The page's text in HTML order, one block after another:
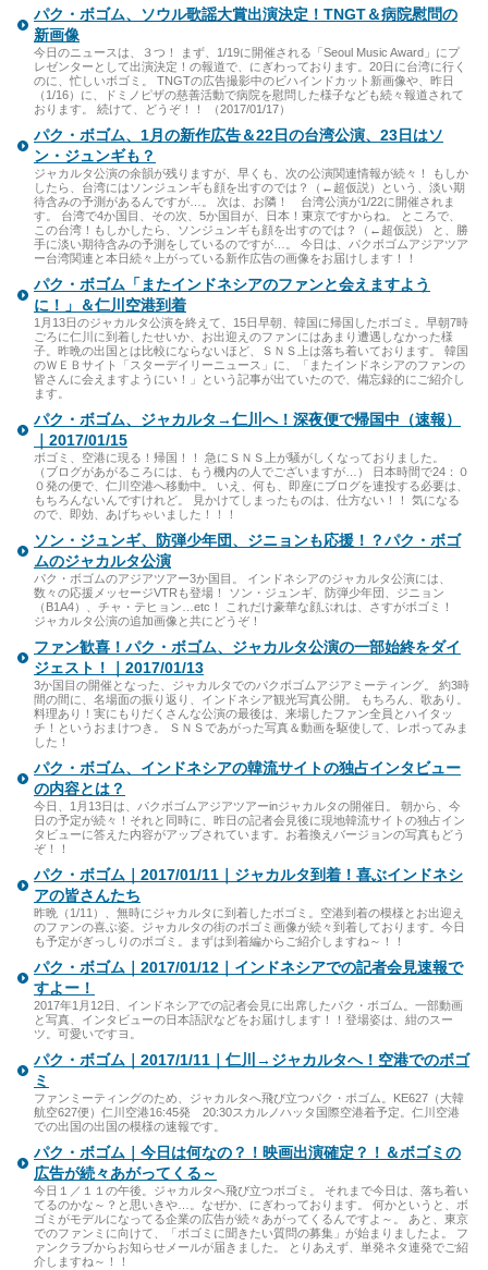
パク・ボゴム、ソウル歌謡大賞出演決定！TNGT＆病院慰問の
新画像
今日のニュースは、３つ！ まず、1/19に開催される「Seoul Music Award」にプ
レゼンターとして出演決定！の報道で、にぎわっております。20日に台湾に行く
のに、忙しいボゴミ。 TNGTの広告撮影中のビハインドカット新画像や、昨日
（1/16）に、ドミノピザの慈善活動で病院を慰問した様子なども続々報道されて
おります。 続けて、どうぞ！！ （2017/01/17）
パク・ボゴム、1月の新作広告＆22日の台湾公演、23日はソ
ン・ジュンギも？
ジャカルタ公演の余韻が残りますが、早くも、次の公演関連情報が続々！ もしか
したら、台湾にはソンジュンギも顔を出すのでは？（←超仮説）という、淡い期
待含みの予測があるんですが…。 次は、お隣！ 台湾公演が1/22に開催されま
す。 台湾で4か国目、その次、5か国目が、日本！東京ですからね。 ところで、
この台湾！もしかしたら、ソンジュンギも顔を出すのでは？（←超仮説） と、勝
手に淡い期待含みの予測をしているのですが…。 今日は、パクボゴムアジアツア
ー台湾関連と本日続々上がっている新作広告の画像をお届けします！！
パク・ボゴム「またインドネシアのファンと会えますよう
に！」＆仁川空港到着
1月13日のジャカルタ公演を終えて、15日早朝、韓国に帰国したボゴミ。早朝7時
ごろに仁川に到着したせいか、お出迎えのファンにはあまり遭遇しなかった様
子。昨晩の出国とは比較にならないほど、ＳＮＳ上は落ち着いております。 韓国
のＷＥＢサイト「スターデイリーニュース」に、「またインドネシアのファンの
皆さんに会えますようにい！」という記事が出ていたので、備忘録的にご紹介し
ます。
パク・ボゴム、ジャカルタ→仁川へ！深夜便で帰国中（速報）
｜2017/01/15
ボゴミ、空港に現る！帰国！！ 急にＳＮＳ上が騒がしくなっておりました。
（ブログがあがるころには、もう機内の人でございますが…） 日本時間で24：０
０発の便で、仁川空港へ移動中。 いえ、何も、即座にブログを連投する必要は、
もちろんないんですけれど。 見かけてしまったものは、仕方ない！！ 気になる
ので、即効、あげちゃいました！！！
ソン・ジュンギ、防弾少年団、ジニョンも応援！？パク・ボゴ
ムのジャカルタ公演
パク・ボゴムのアジアツアー3か国目。 インドネシアのジャカルタ公演には、
数々の応援メッセージVTRも登場！ ソン・ジュンギ、防弾少年団、ジニョン
（B1A4）、チャ・テヒョン…etc！ これだけ豪華な顔ぶれは、さすがボゴミ！
ジャカルタ公演の追加画像と共にどうぞ！
ファン歓喜！パク・ボゴム、ジャカルタ公演の一部始終をダイ
ジェスト！｜2017/01/13
3か国目の開催となった、ジャカルタでのパクボゴムアジアミーティング。 約3時
間の間に、名場面の振り返り、インドネシア観光写真公開。 もちろん、歌あり。
料理あり！実にもりだくさんな公演の最後は、来場したファン全員とハイタッ
チ！というおまけつき。 ＳＮＳであがった写真＆動画を駆使して、レポってみま
した！
パク・ボゴム、インドネシアの韓流サイトの独占インタビュー
の内容とは？
今日、1月13日は、パクボゴムアジアツアーinジャカルタの開催日。 朝から、今
日の予定が続々！それと同時に、昨日の記者会見後に現地韓流サイトの独占イン
タビューに答えた内容がアップされています。お着換えバージョンの写真もどう
ぞ！！
パク・ボゴム｜2017/01/11｜ジャカルタ到着！喜ぶインドネシ
アの皆さんたち
昨晩（1/11）、無時にジャカルタに到着したボゴミ。空港到着の模様とお出迎え
のファンの喜ぶ姿。ジャカルタの街のボゴミ画像が続々到着しております。今日
も予定がぎっしりのボゴミ。まずは到着編からご紹介しますね～！！
パク・ボゴム｜2017/01/12｜インドネシアでの記者会見速報で
すよー！
2017年1月12日、インドネシアでの記者会見に出席したパク・ボゴム。一部動画
と写真、インタビューの日本語訳などをお届けします！！登場姿は、紺のスー
ツ。可愛いですヨ。
パク・ボゴム｜2017/1/11｜仁川→ジャカルタへ！空港でのボゴ
ミ
ファンミーティングのため、ジャカルタへ飛び立つパク・ボゴム。KE627（大韓
航空627便）仁川空港16:45発 20:30スカルノハッタ国際空港着予定。仁川空港
での出国の出国の模様の速報です。
パク・ボゴム｜今日は何なの？！映画出演確定？！＆ボゴミの
広告が続々あがってくる～
今日１／１１の午後。ジャカルタへ飛び立つボゴミ。 それまで今日は、落ち着い
てるのかな～？と思いきや…。なぜか、にぎわっております。 何かというと、ボ
ゴミがモデルになってる企業の広告が続々あがってくるんですよ～。 あと、東京
でのファンミに向けて、「ボゴミに聞きたい質問の募集」が始まりましたよ。 フ
ァンクラブからお知らせメールが届きました。 とりあえず、単発ネタ連発でご紹
介しますね～！！